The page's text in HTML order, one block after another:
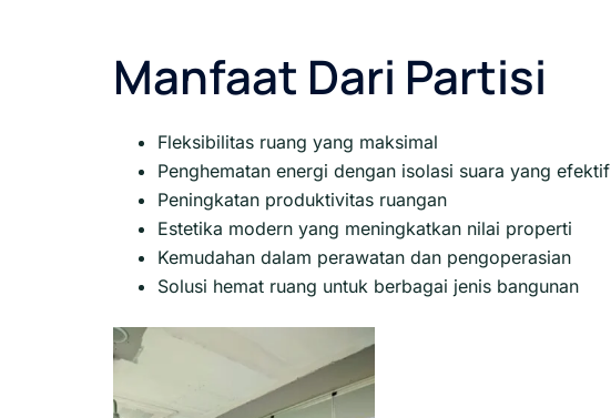
Manfaat Dari Partisi
Fleksibilitas ruang yang maksimal
Penghematan energi dengan isolasi suara yang efektif
Peningkatan produktivitas ruangan
Estetika modern yang meningkatkan nilai properti
Kemudahan dalam perawatan dan pengoperasian
Solusi hemat ruang untuk berbagai jenis bangunan